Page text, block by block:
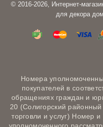
© 2016-2026, Интернет-
для декора
Номера
покупателей в
обращениях граждан и
20 (Солигорский
торговли и услуг) Номер